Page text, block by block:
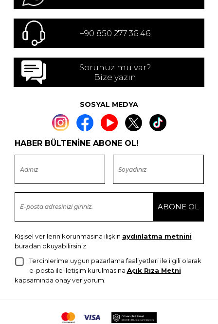
+90 850 277 36 46
Sorunuz mu var?
Bize yazın
SOSYAL MEDYA
HABER BÜLTENİNE ABONE OL!
Kişisel verilerin korunmasına ilişkin aydınlatma metnini
buradan okuyabilirsiniz.
Tercihlerime uygun pazarlama faaliyetleri ile ilgili olarak
e-posta ile iletişim kurulmasına Açık Rıza Metni
kapsamında onay veriyorum.